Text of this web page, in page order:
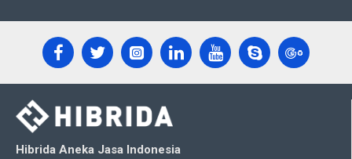
Hibrida Aneka Jasa Indonesia